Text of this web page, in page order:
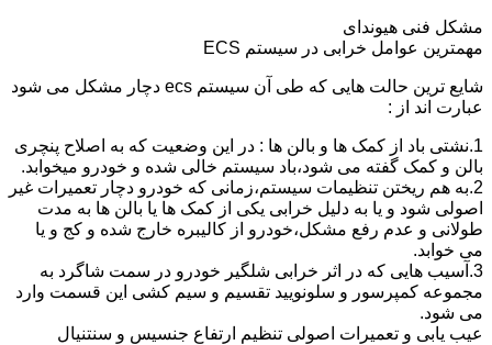
مشکل فنی هیوندای
مهمترین عوامل خرابی در سیستم ECS
شایع ترین حالت هایی که طی آن سیستم ecs دچار مشکل می شود
عبارت اند از :
1.نشتی باد از کمک ها و بالن ها : در این وضعیت که به اصلاح پنچری
بالن و کمک گفته می شود،باد سیستم خالی شده و خودرو میخوابد.
2.به هم ریختن تنظیمات سیستم،زمانی که خودرو دچار تعمیرات غیر
اصولی شود و یا به دلیل خرابی یکی از کمک ها یا بالن ها به مدت
طولانی و عدم رفع مشکل،خودرو از کالیبره خارج شده و کج و یا
می خوابد.
3.آسیب هایی که در اثر خرابی شلگیر خودرو در سمت شاگرد به
مجموعه کمپرسور و سلونویید تقسیم و سیم کشی این قسمت وارد
می شود.
عیب یابی و تعمیرات اصولی تنظیم ارتفاع جنسیس و سنتنیال